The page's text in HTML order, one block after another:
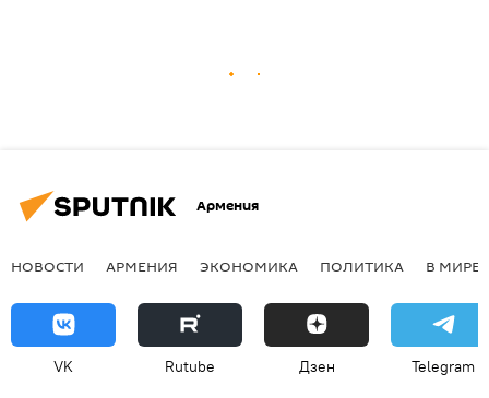
Армения
НОВОСТИ АРМЕНИЯ ЭКОНОМИКА ПОЛИТИКА В МИРЕ
VK Rutube Дзен Telegram